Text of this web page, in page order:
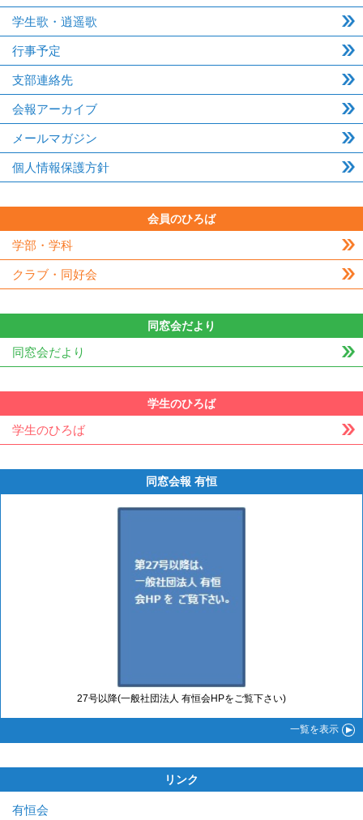
学生歌・逍遥歌
行事予定
支部連絡先
会報アーカイブ
メールマガジン
個人情報保護方針
会員のひろば
学部・学科
クラブ・同好会
同窓会だより
同窓会だより
学生のひろば
学生のひろば
同窓会報 有恒
27号以降(一般社団法人 有恒会HPをご覧下さい)
一覧を表示
リンク
有恒会